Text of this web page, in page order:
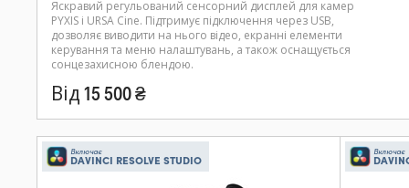
Яскравий регульований сенсорний дисплей для камер
PYXIS і URSA Cine. Підтримує підключення через USB,
дозволяє виводити на нього відео, екранні елементи
керування та меню налаштувань, а також оснащується
сонцезахисною блендою.
Від 15 500 ₴
Включає
DAVINCI RESOLVE STUDIO
Включає